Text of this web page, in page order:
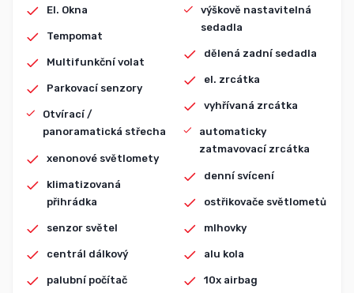
El. Okna
Tempomat
Multifunkční volat
Parkovací senzory
Otvírací /
panoramatická střecha
xenonové světlomety
klimatizovaná
přihrádka
senzor světel
centrál dálkový
palubní počítač
výškově nastavitelná
sedadla
dělená zadní sedadla
el. zrcátka
vyhřívaná zrcátka
automaticky
zatmavovací zrcátka
denní svícení
ostřikovače světlometů
mlhovky
alu kola
10x airbag